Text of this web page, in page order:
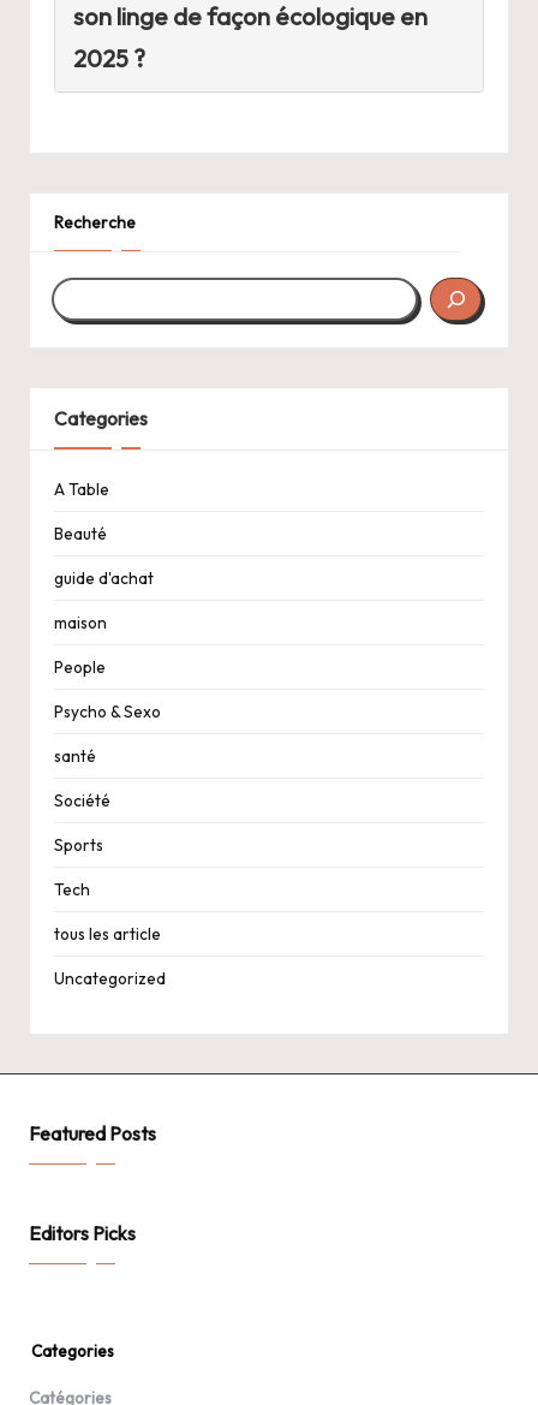
son linge de façon écologique en
2025 ?
Recherche
Categories
A Table
Beauté
guide d'achat
maison
People
Psycho & Sexo
santé
Société
Sports
Tech
tous les article
Uncategorized
Featured Posts
Editors Picks
Categories
Catégories